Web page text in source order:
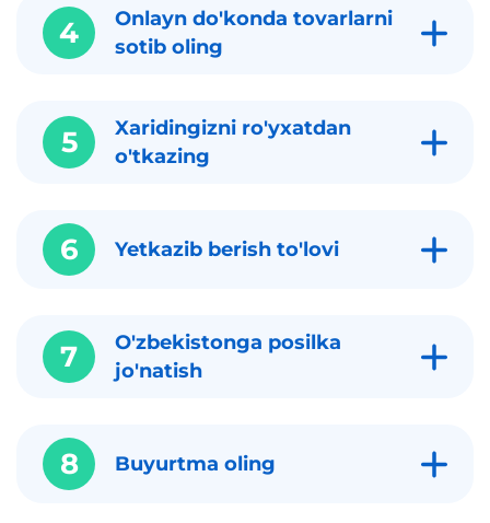
4
Onlayn do'konda tovarlarni
sotib oling
5
Xaridingizni ro'yxatdan
o'tkazing
6 Yetkazib berish to'lovi
7
O'zbekistonga posilka
jo'natish
8 Buyurtma oling